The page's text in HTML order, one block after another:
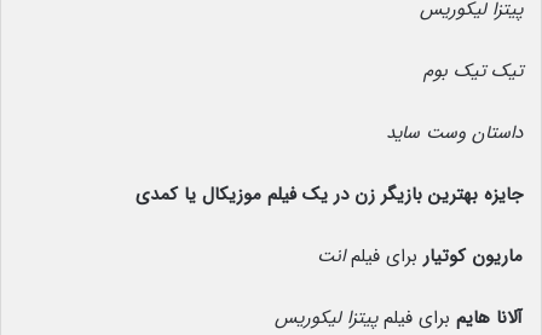
پیتزا لیکوریس
تیک تیک بوم
داستان وست ساید
جایزه بهترین بازیگر زن در یک فیلم موزیکال یا کمدی
ماریون کوتیاربرای فیلمانت
آلانا هایم برای فیلمپیتزا لیکوریس